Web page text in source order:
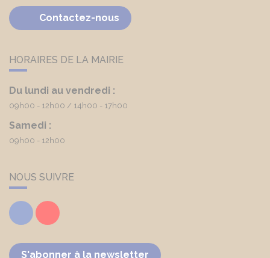
Contactez-nous
HORAIRES DE LA MAIRIE
Du lundi au vendredi :
09h00 - 12h00 14h00 - 17h00
Samedi :
09h00 - 12h00
NOUS SUIVRE
FacebookYoutube
S'abonner à la newsletter